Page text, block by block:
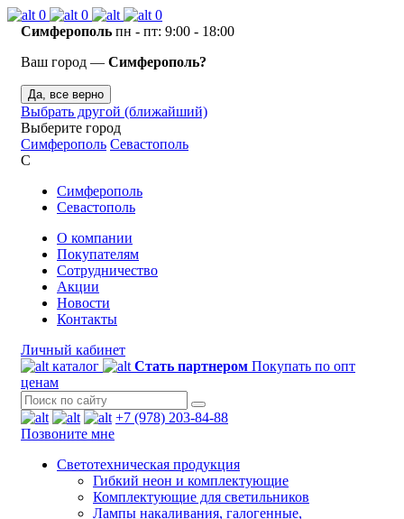
0 0
0
Симферополь пн - пт: 9:00 - 18:00
Ваш город — Симферополь?
Да, все верно
Выбрать другой (ближайший)
Выберите город
Симферополь Севастополь
С
Симферополь
Севастополь
О компании
Покупателям
Сотрудничество
Акции
Новости
Контакты
Личный кабинет
каталог
Стать партнером Покупать по опт
ценам
+7 (978) 203-84-88
Позвоните мне
Светотехническая продукция
Гибкий неон и комплектующие
Комплектующие для светильников
Лампы накаливания, галогенные,